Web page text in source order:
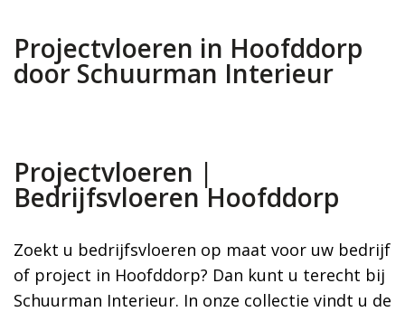
Projectvloeren in Hoofddorp
door Schuurman Interieur
Projectvloeren |
Bedrijfsvloeren Hoofddorp
Zoekt u bedrijfsvloeren op maat voor uw bedrijf
of project in Hoofddorp? Dan kunt u terecht bij
Schuurman Interieur. In onze collectie vindt u de